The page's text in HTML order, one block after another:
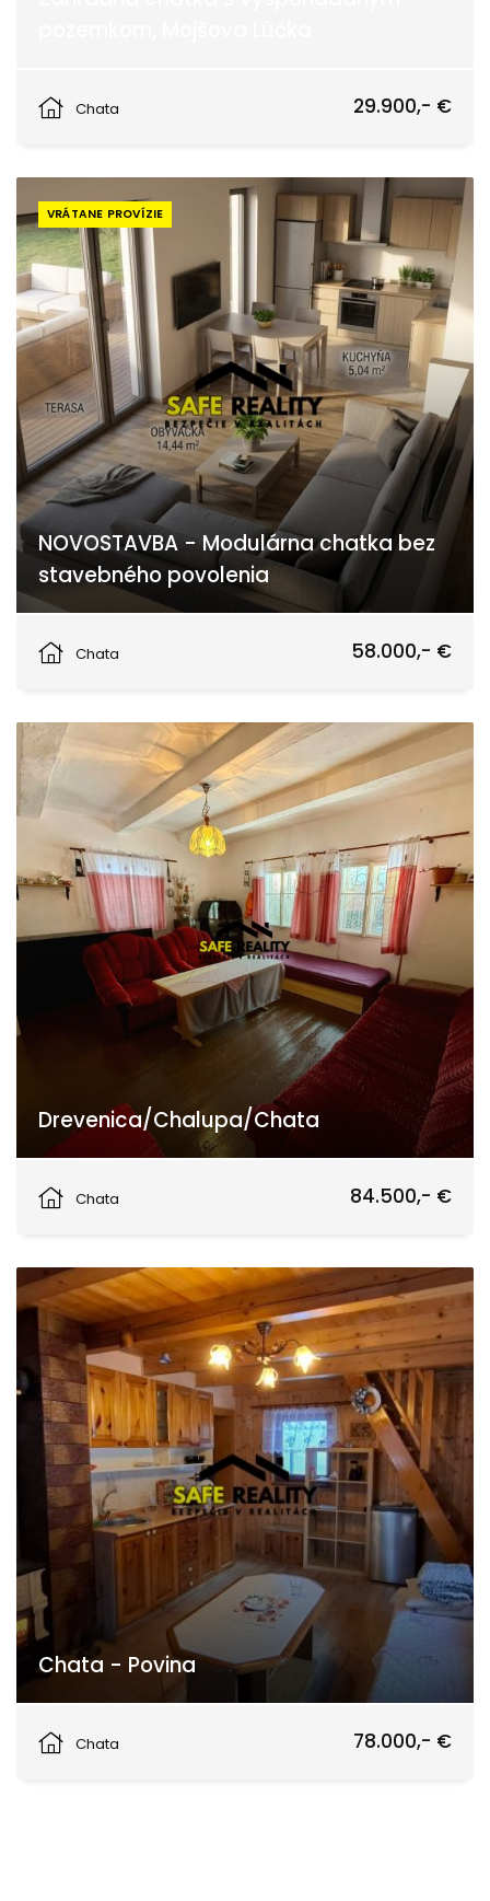
Chata
29.900,- €
VRÁTANE PROVÍZIE
NOVOSTAVBA - Modulárna chatka bez
stavebného povolenia
Chata
58.000,- €
Drevenica/Chalupa/Chata
Chata
84.500,- €
Chata - Povina
Chata
78.000,- €